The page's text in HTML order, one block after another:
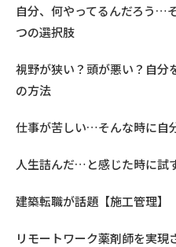
自分、何やってるんだろう…
つの選択肢
視野が狭い？頭が悪い？自分
の方法
仕事が苦しい…そんな時に自
人生詰んだ…と感じた時に試
建築転職が話題【施工管理】
リモートワーク薬剤師を実現